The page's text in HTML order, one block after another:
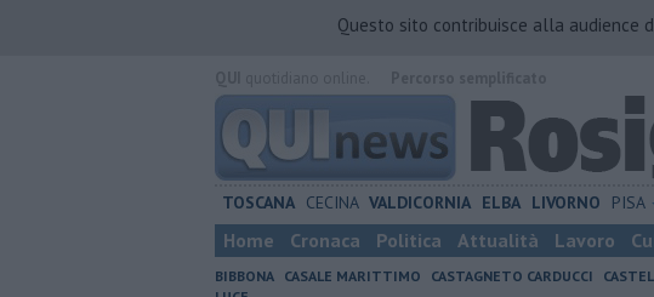
Questo sito contribuisce alla audience
TOSCANA CECINA VALDICORNIA ELBA LIVORNO PISA
Home Cronaca Politica Attualità Lavoro
BIBBONA CASALE MARITTIMO CASTAGNETO CARDUCCI